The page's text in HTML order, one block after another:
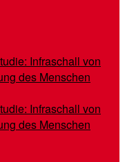
Infraschall von
des Menschen
Infraschall von
des Menschen